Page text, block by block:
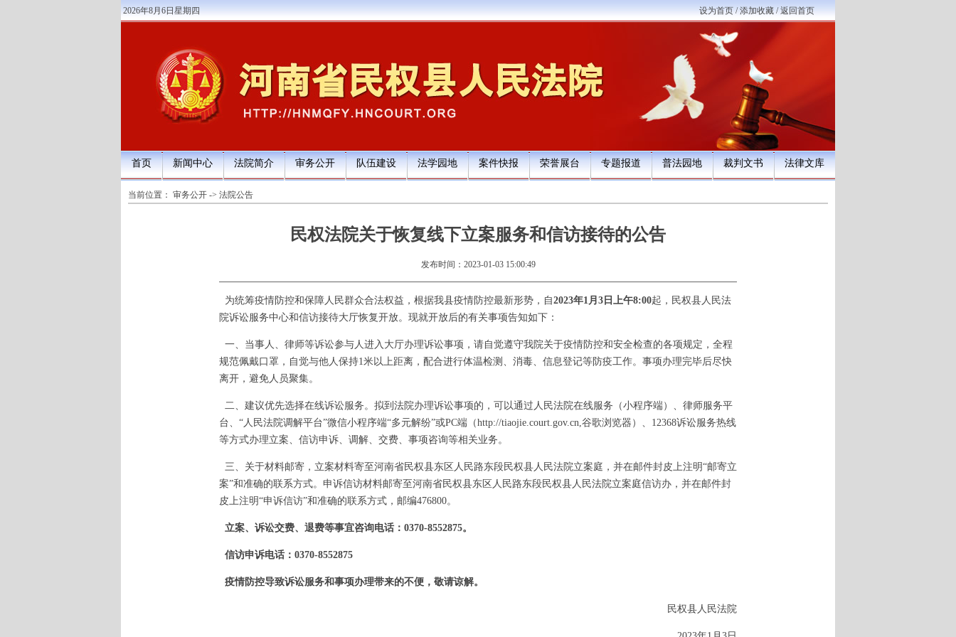
2026年8月6日星期四 设为首页/添加收藏/返回首页
首页 新闻中心 法院简介 审务公开 队伍建设 法学园地 案件快报 荣誉展台 专题报道 普法园地 裁判文书 法律文库
当前位置： 审务公开 -> 法院公告
民权法院关于恢复线下立案服务和信访接待的公告
发布时间：2023-01-03 15:00:49
为统筹疫情防控和保障人民群众合法权益，根据我县疫情防控最新形势，自2023年1月3日上午8:00起，民权县人民法
院诉讼服务中心和信访接待大厅恢复开放。现就开放后的有关事项告知如下：
一、当事人、律师等诉讼参与人进入大厅办理诉讼事项，请自觉遵守我院关于疫情防控和安全检查的各项规定，全程
规范佩戴口罩，自觉与他人保持1米以上距离，配合进行体温检测、消毒、信息登记等防疫工作。事项办理完毕后尽快
离开，避免人员聚集。
二、建议优先选择在线诉讼服务。拟到法院办理诉讼事项的，可以通过人民法院在线服务（小程序端）、律师服务平
台、“人民法院调解平台”微信小程序端“多元解纷”或PC端（http://tiaojie.court.gov.cn,谷歌浏览器）、12368诉讼服务热线
等方式办理立案、信访申诉、调解、交费、事项咨询等相关业务。
三、关于材料邮寄，立案材料寄至河南省民权县东区人民路东段民权县人民法院立案庭，并在邮件封皮上注明“邮寄立
案”和准确的联系方式。申诉信访材料邮寄至河南省民权县东区人民路东段民权县人民法院立案庭信访办，并在邮件封
皮上注明“申诉信访”和准确的联系方式，邮编476800。
立案、诉讼交费、退费等事宜咨询电话：0370-8552875。
信访申诉电话：0370-8552875
疫情防控导致诉讼服务和事项办理带来的不便，敬请谅解。
民权县人民法院